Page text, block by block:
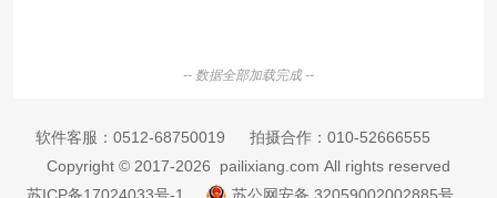
-- 数据全部加载完成 --
软件客服： 0512-68750019 拍摄合作： 010-52666555
Copyright © 2017-2026 pailixiang.com All rights reserved
苏ICP备17024033号-1
苏公网安备 32059002002885号